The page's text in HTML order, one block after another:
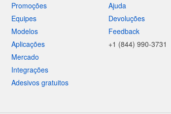
Promoções
Equipes
Modelos
Aplicações
Mercado
Integrações
Adesivos gratuitos
Ajuda
Devoluções
Feedback
+1 (844) 990-3731